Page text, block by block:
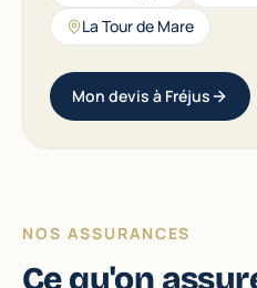
La Tour de Mare
Mon devis à Fréjus
NOS ASSURANCES
Ce qu'on